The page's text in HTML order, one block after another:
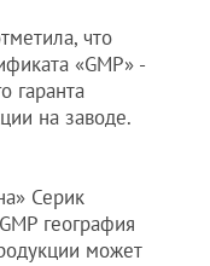
что
«GMP» -
гаранта
на заводе.
Серик
география
может